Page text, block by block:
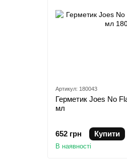
Артикул: 180043
Герметик Joes No
мл
652 грн Купити
В наявності